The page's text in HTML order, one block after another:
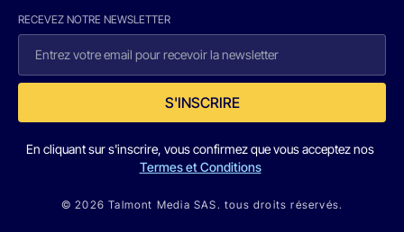
RECEVEZ NOTRE NEWSLETTER
S'INSCRIRE
En cliquant sur s'inscrire, vous confirmez que vous acceptez nos
Termes et Conditions
© 2026 Talmont Media SAS. tous droits réservés.